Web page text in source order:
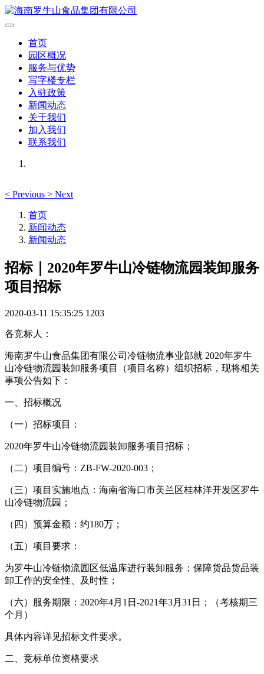
首页
园区概况
服务与优势
写字楼专栏
入驻政策
新闻动态
关于我们
加入我们
联系我们
< Previous > Next
首页
新闻动态
新闻动态
招标｜2020年罗牛山冷链物流园装卸服务
项目招标
2020-03-11 15:35:25 1203
各竞标人：
海南罗牛山食品集团有限公司冷链物流事业部就 2020年罗牛
山冷链物流园装卸服务项目（项目名称）组织招标，现将相关
事项公告如下：
一、招标概况
（一）招标项目：
2020年罗牛山冷链物流园装卸服务项目招标；
（二）项目编号：ZB-FW-2020-003；
（三）项目实施地点：海南省海口市美兰区桂林洋开发区罗牛
山冷链物流园；
（四）预算金额：约180万；
（五）项目要求：
为罗牛山冷链物流园区低温库进行装卸服务；保障货品货品装
卸工作的安全性、及时性；
（六）服务期限：2020年4月1日-2021年3月31日；（考核期三
个月）
具体内容详见招标文件要求。
二、竞标单位资格要求